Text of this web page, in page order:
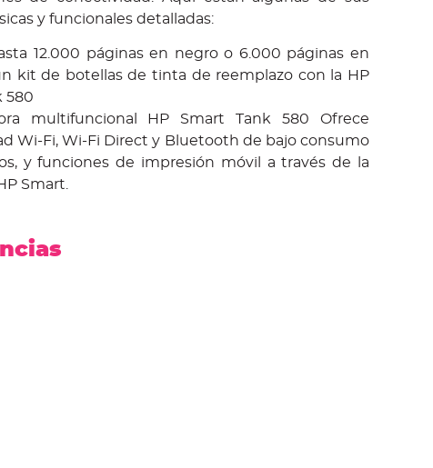
y funcionales detalladas:
12.000 páginas en negro o 6.000 páginas en
kit de botellas de tinta de reemplazo con la HP
580
multifuncional HP Smart Tank 580 Ofrece
Wi-Fi, Wi-Fi Direct y Bluetooth de bajo consumo
y funciones de impresión móvil a través de la
Smart.